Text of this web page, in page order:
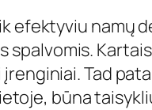
efektyviu namų
spalvomis.
Tad
būna